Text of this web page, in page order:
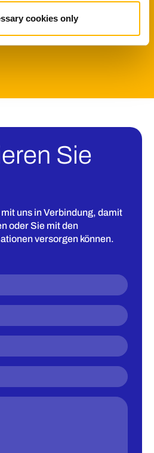
cookies only
auf Monate
Sie
uns in Verbindung, damit
oder Sie mit den
versorgen können.